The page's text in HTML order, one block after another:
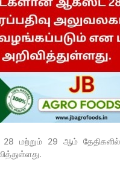
மற்றும் 29 ஆம்